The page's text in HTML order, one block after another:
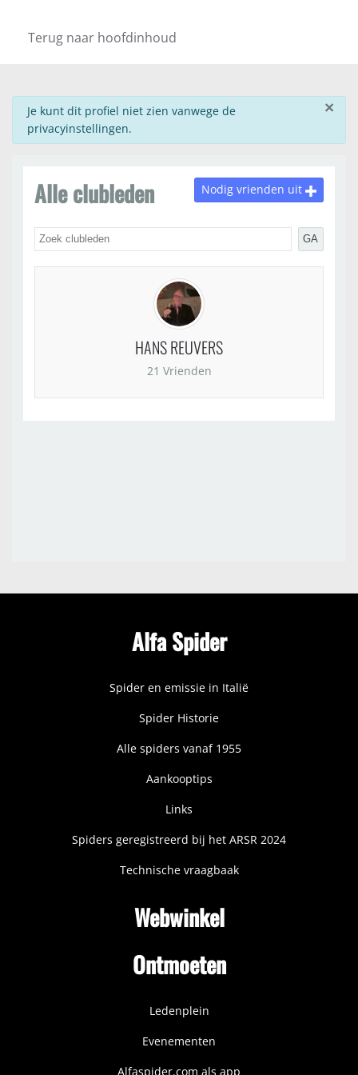
Terug naar hoofdinhoud
×
info
Je kunt dit profiel niet zien vanwege de
privacyinstellingen.
Alle clubleden
GA
Nodig vrienden uit
HANS REUVERS
21 Vrienden
Alfa Spider
Spider en emissie in Italië
Spider Historie
Alle spiders vanaf 1955
Aankooptips
Links
Spiders geregistreerd bij het ARSR 2024
Technische vraagbaak
Webwinkel
Ontmoeten
Ledenplein
Evenementen
Alfaspider.com als app